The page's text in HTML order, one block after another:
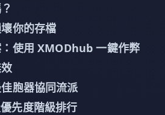
你的存檔
使用 XMODhub 一鍵作弊
胞器協同流派
先度階級排行